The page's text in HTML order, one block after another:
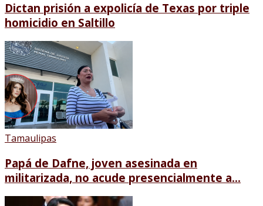
Dictan prisión a expolicía de Texas por triple
homicidio en Saltillo
Tamaulipas
Papá de Dafne, joven asesinada en
militarizada, no acude presencialmente a...